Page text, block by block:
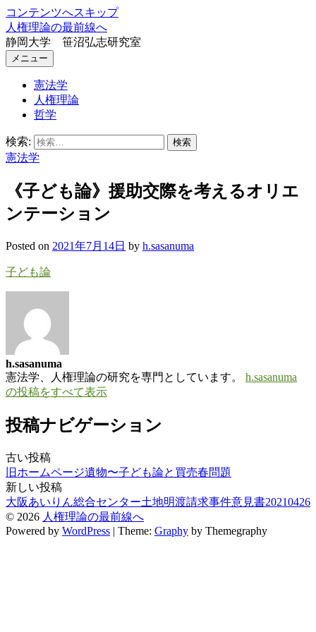
コンテンツへスキップ
人権理論の最前線へ
静岡大学 笹沼弘志研究室
メニュー
憲法学
人権理論
哲学
検索:
憲法学
《子ども論》援助交際を考えるオリエ
ンテーション
Posted on 2021年7月14日 by h.sasanuma
子ども論
h.sasanuma
憲法学、人権理論の研究を専門としています。 h.sasanuma
の投稿をすべて表示
投稿ナビゲーション
古い投稿
旧ホームページ遺物〜子ども論と買売春問題
新しい投稿
大阪あいりん総合センター土地明渡請求事件意見書20210426
© 2026 人権理論の最前線へ
Powered by WordPress | Theme: Graphy by Themegraphy